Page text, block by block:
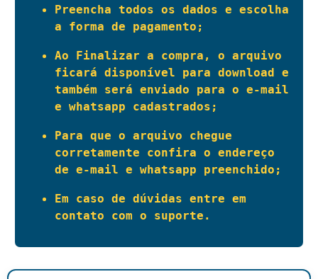
Preencha todos os dados e escolha
a forma de pagamento;
Ao Finalizar a compra, o arquivo
ficará disponível para download e
também será enviado para o e-mail
e whatsapp cadastrados;
Para que o arquivo chegue
corretamente confira o endereço
de e-mail e whatsapp preenchido;
Em caso de dúvidas entre em
contato com o suporte.